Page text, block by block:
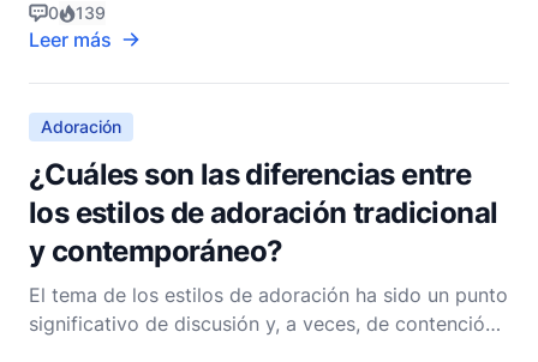
esfuerzan por lograr. El objetivo es crear una
experiencia de adoración que resuene con los
congregantes contemporáneos sin comprometer la
integridad de
0 139
Leer más
Adoración
¿Cuáles son las diferencias entre
los estilos de adoración tradicional
y contemporáneo?
El tema de los estilos de adoración ha sido un punto
significativo de discusión y, a veces, de contención